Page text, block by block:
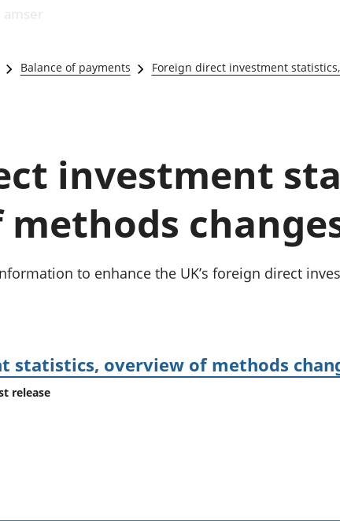
amgylcheddol
Llwodraeth, y sector
Mynegeion
phrisiau
Buddsoddiadau,
ymddiriedolaethau
Addysg a
Hamdden
Lles
aelwydydd
Poblogaeth
amser
Balance of payments Foreign direct investment
investment
to enhance the UK’s foreign direct
statistics, overview of methods
release